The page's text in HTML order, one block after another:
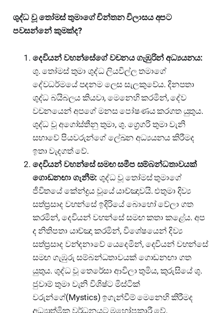
ශුද්ධ වූ තෝමස් තුමාගේ චින්තන විලාසය අපට
පවසන්නේ කුමක්ද?
දෙවියන් වහන්සේගේ වචනය ගැඹුරින් අධ්‍යයනය:
ශු. තෝමස් තුමා ශුද්ධ ලියවිල්ල තමාගේ
දේවධර්මයේ පදනම ලෙස සැලකුවේය. දිනපතා
ශුද්ධ බයිබලය කියවා, මෙනෙහි කරමින්, දේව
වචනයෙන් අපගේ මනස පෝෂණය කරගත යුතුය.
ශුද්ධ වූ අගෝස්තීනු තුමා, ශු. ග්‍රෙගරි තුමා වැනි
සභාවේ පියවරුන්ගේ ලේඛන අධ්‍යයනය කිරීමද
ඉතා වැදගත් වේ.
දෙවියන් වහන්සේ සමඟ සමීප සම්බන්ධතාවයක්
ගොඩනඟා ගැනීම: ශුද්ධ වූ තෝමස් තුමාගේ
ජීවිතයේ කේන්ද්‍රය වූයේ යාච්ඤාවයි. එතුමා දිව්‍ය
සත්ප්‍රසාද වහන්සේ ඉදිරියේ බොහෝ වේලා ගත
කරමින්, දෙවියන් වහන්සේ සමඟ කතා කළේය. අප
ද නිතිපතා යාච්ඤා කරමින්, විශේෂයෙන් දිව්‍ය
සත්ප්‍රසාද වන්දනාවේ යෙදෙමින්, දෙවියන් වහන්සේ
සමඟ ගැඹුරු සම්බන්ධතාවයක් ගොඩනඟා ගත
යුතුය. ශුද්ධ වූ තෙරේසා ආවිලා තුමිය, කුරුසියේ ශු.
ජුවාම් තුමා වැනි විශිෂ්ට මිස්ටික්
වරුන්ගේ(Mystics) ඉගැන්වීම් මෙනෙහි කිරීමද
අධ්‍යාත්මික වර්ධනයට මහෝපකාරී වේ.